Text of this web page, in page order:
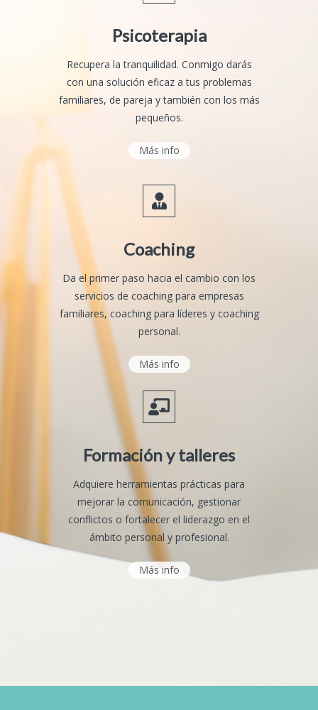
Psicoterapia
Recupera la tranquilidad. Conmigo darás
con una solución eficaz a tus problemas
familiares, de pareja y también con los más
pequeños.
Más info
Coaching
Da el primer paso hacia el cambio con los
servicios de coaching para empresas
familiares, coaching para líderes y coaching
personal.
Más info
Formación y talleres
Adquiere herramientas prácticas para
mejorar la comunicación, gestionar
conflictos o fortalecer el liderazgo en el
ámbito personal y profesional.
Más info